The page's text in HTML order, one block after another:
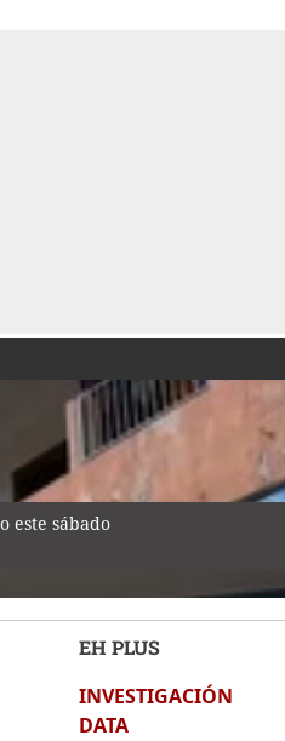
este sábado
EH PLUS
INVESTIGACIÓN
DATA